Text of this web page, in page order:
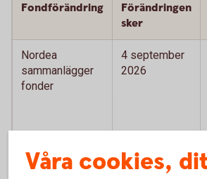
Fondförändring
Förändringen
sker
Nordea
sammanlägger
fonder
4 september
2026
Våra cookies,